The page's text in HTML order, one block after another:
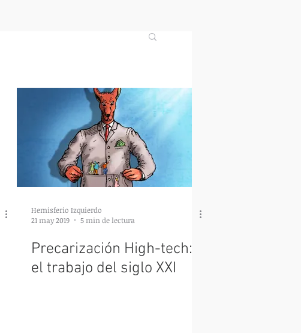
Hemisferio Izquierdo
21 may 2019
5 min de lectura
Precarización High-tech:
el trabajo del siglo XXI